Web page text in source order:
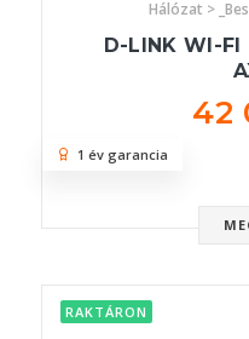
Hálózat >
D-LINK WI-FI
42
1 év garancia
RAKTÁRON